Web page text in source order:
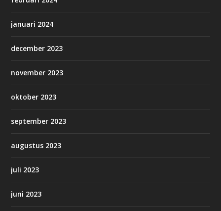
januari 2024
december 2023
november 2023
oktober 2023
september 2023
augustus 2023
juli 2023
juni 2023